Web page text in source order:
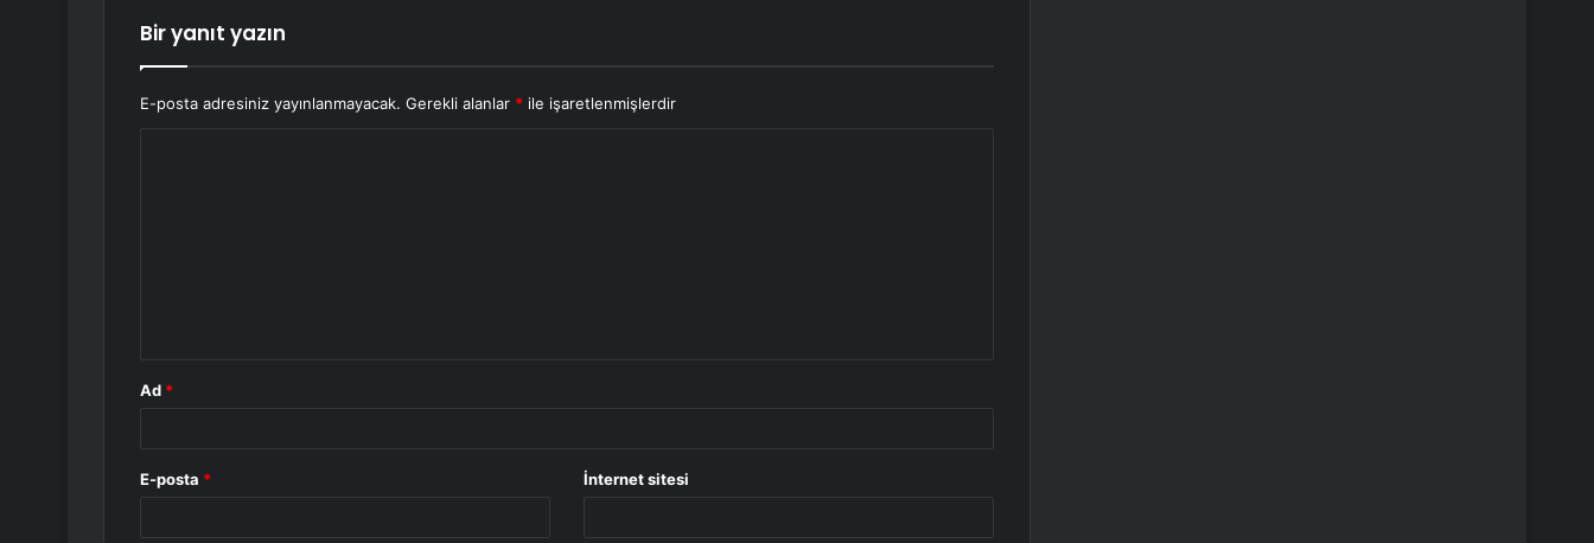
Bir yanıt yazın
E-posta adresiniz yayınlanmayacak. Gerekli alanlar * ile işaretlenmişlerdir
Ad *
E-posta * İnternet sitesi